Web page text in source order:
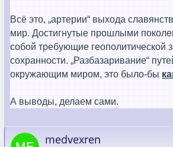
Всё это, „артерии“ выхода
мир. Достигнутые прошлыми
собой требующие геополитической
сохранности. „Разбазаривание“
окружающим миром, это было-бы
А выводы, делаем сами.
medvexren